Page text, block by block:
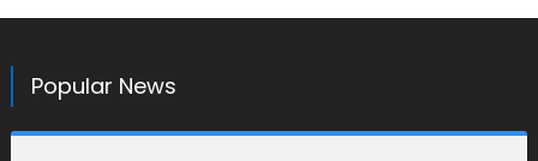
Popular News